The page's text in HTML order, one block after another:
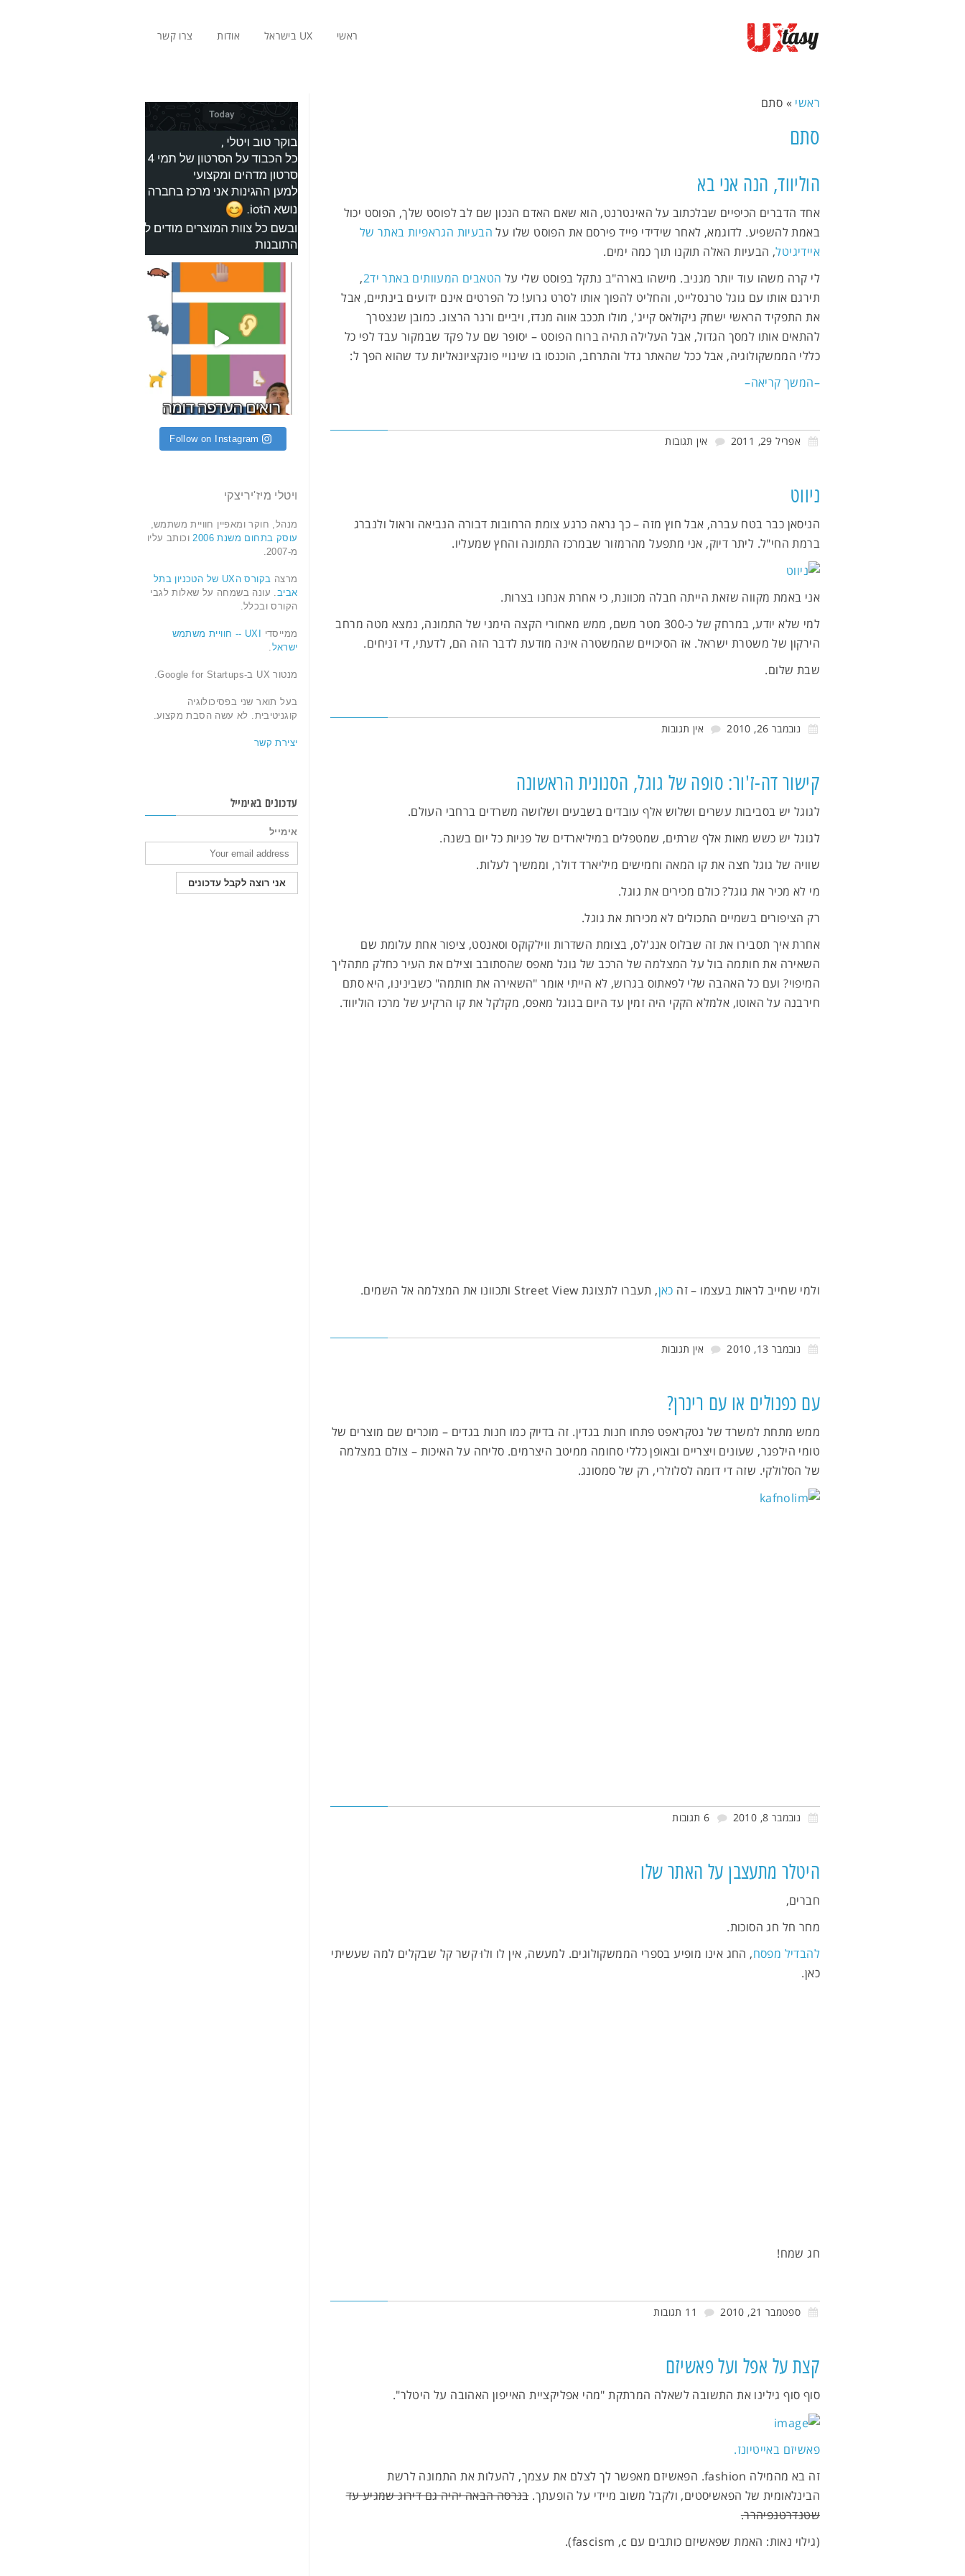
ראשי UX בישראל אודות צרו קשר
ראשי » סתם
סתם
הוליווד, הנה אני בא
אחד הדברים הכיפיים שבלכתוב על האינטרנט, הוא שאם האדם הנכון שם לב לפוסט שלך, הפוסט יכול
באמת להשפיע. לדוגמא, לאחר שידידי פייד פירסם את הפוסט שלו על הבעיות הגראפיות באתר של
איידיגיטל, הבעיות האלה תוקנו תוך כמה ימים.
לי קרה משהו עוד יותר מגניב. מישהו בארה"ב נתקל בפוסט שלי על הטאבים המעוותים באתר יד2 ,
תירגם אותו עם גוגל טרנסלייט, והחליט להפוך אותו לסרט גרוע! כל הפרטים אינם ידועים בינתיים, אבל
את התפקיד הראשי ישחק ניקולאס קייג', מולו תככב אווה מנדז, ויביים ורנר הרצוג. כמובן שנצטרך
להתאים אותו למסך הגדול, אבל העלילה תהיה ברוח הפוסט – יסופר שם על פקד שבמקור עבד לפי כל
כללי הממשקולוגיה, אבל ככל שהאתר גדל והתרחב, הוכנסו בו שינויי פונקציונאליות עד שהוא הפך ל:
–המשך קריאה–
אפריל 29, 2011 אין תגובות
ניווט
הניסאן כבר בטח עברה, אבל חוץ מזה – כך נראה כרגע צומת הרחובות דבורה הנביאה וראול ולנברג
ברמת החי"ל. ליתר דיוק, אני מתפעל מהרמזור שבמרכז התמונה והחץ שמעליו.
אני באמת מקווה שזאת הייתה חבלה מכוונת, כי אחרת אנחנו בצרות.
למי שלא יודע, במרחק של כ-300 מטר משם, ממש מאחורי הקצה הימני של התמונה, נמצא מטה מרחב
הירקון של משטרת ישראל. אז הסיכויים שהמשטרה אינה מודעת לדבר הזה הם, לדעתי, די זניחים.
שבת שלום.
נובמבר 26, 2010 אין תגובות
קישור דה-ז'ור: סופה של גוגל, הסנונית הראשונה
לגוגל יש בסביבות עשרים ושלוש אלף עובדים בשבעים ושלושה משרדים ברחבי העולם.
לגוגל יש כשש מאות אלף שרתים, שמטפלים במיליארדים של פניות כל יום בשנה.
שוויה של גוגל חצה את קו המאה וחמישים מיליארד דולר, וממשיך לעלות.
מי לא מכיר את גוגל? כולם מכירים את גוגל.
רק הציפורים בשמיים התכולים לא מכירות את גוגל.
אחרת איך תסבירו את זה שבלוס אנג'לס, בצומת השדרות ווילקוקס וסאנסט, ציפור אחת עלומת שם
השאירה את חותמה בול על המצלמה של הרכב של גוגל מאפס שהסתובב וצילם את העיר כחלק מתהליך
המיפוי? ועם כל האהבה שלי לפאתוס בגרוש, לא הייתי אומר "השאירה את חותמה" כשבינינו, היא סתם
חירבנה על האוטו, אלמלא הקקי היה זמין עד היום בגוגל מאפס, מקלקל את קו הרקיע של מרכז הוליווד.
ולמי שחייב לראות בעצמו – זה כאן, תעברו לתצוגת Street View ותכוונו את המצלמה אל השמים.
נובמבר 13, 2010 אין תגובות
עם כפנולים או עם רינרן?
ממש מתחת למשרד של נטקראפט פתחו חנות בגדין. זה בדיוק כמו חנות בגדים – מוכרים שם מוצרים של
טומי הילפגר, שעונים ויצריים ובאופן כללי סחומה ממיטב היצרמים. סליחה על האיכות – צולם במצלמה
של הסלולקי. שזה די דומה לסלולרי, רק של סמסונג.
נובמבר 8, 2010 6 תגובות
היטלר מתעצבן על האתר שלו
חברים,
מחר חל חג הסוכות.
להבדיל מפסח, החג אינו מופיע בספרי הממשקולוגים. למעשה, אין לו ולוּ קשר קל שבקלים למה שעשיתי
כאן.
חג שמח!
ספטמבר 21, 2010 11 תגובות
קצת על אפל ועל פאשיזם
סוף סוף גילינו את התשובה לשאלה המרתקת "מהי אפליקציית האייפון האהובה על היטלר".
פאשיזם באייטיונז.
זה בא מהמילה fashion. הפאשיזם מאפשר לך לצלם את עצמך, להעלות את התמונה לרשת
הבינלאומית של הפאשיסטים, ולקבל משוב מיידי על הופעתך.בגרסה הבאה יהיה גם דירוג שמגיע עד
שטנדרטנפיהרר.
(גילוי נאות: האמת שפאשיזם כותבים עם fascism ,c).
Follow on Instagram
ויטלי מיז'יריצקי
מנהל, חוקר ומאפיין חוויית משתמש,
עוסק בתחום משנת 2006
וכותב עליו
מ-2007.
מרצה
בקורס הUX של הטכניון בתל
אביב. עונה בשמחה על שאלות לגבי
הקורס ובכלל.
ממייסדי
UXI -- חוויית משתמש
ישראל.
מנטור UX ב-Google for Startups.
בעל תואר שני בפסיכולוגיה
קוגניטיבית. לא עשה הסבת מקצוע.
יצירת קשר
עדכונים באימייל
אימייל